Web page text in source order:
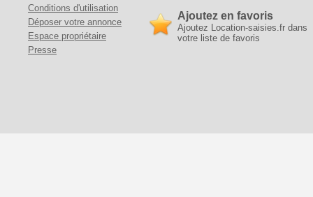
Conditions d'utilisation
Déposer votre annonce
Espace propriétaire
Presse
Ajoutez en favoris
Ajoutez Location-saisies.fr dans
votre liste de favoris